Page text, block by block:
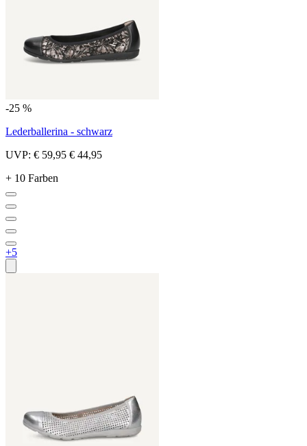
-25 %
Lederballerina - schwarz
UVP: € 59,95 € 44,95
+ 10 Farben
+5